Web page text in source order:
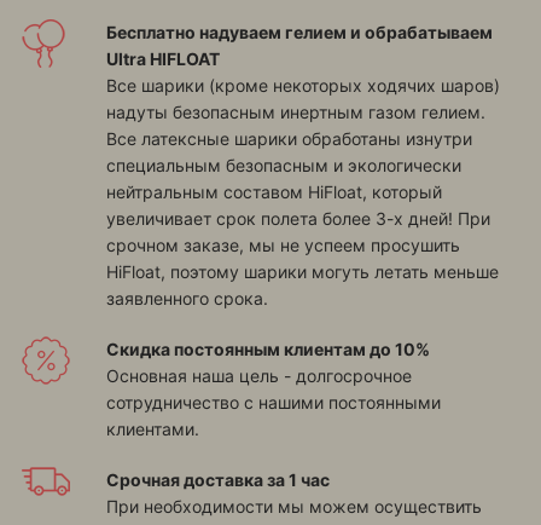
Бесплатно надуваем гелием и обрабатываем
Ultra HIFLOAT
Все шарики (кроме некоторых ходячих шаров)
надуты безопасным инертным газом гелием.
Все латексные шарики обработаны изнутри
специальным безопасным и экологически
нейтральным составом HiFloat, который
увеличивает срок полета более 3-х дней! При
срочном заказе, мы не успеем просушить
HiFloat, поэтому шарики могуть летать меньше
заявленного срока.
Скидка постоянным клиентам до 10%
Основная наша цель - долгосрочное
сотрудничество с нашими постоянными
клиентами.
Срочная доставка за 1 час
При необходимости мы можем осуществить